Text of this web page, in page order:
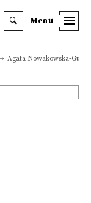
Menu
Agata Nowakowska-